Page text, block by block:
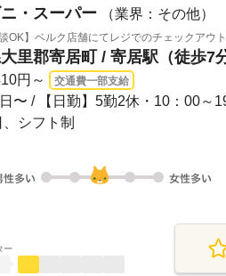
・スーパー （業界：その他）
談OK】ベルク店舗にてレジでのチェックア
里郡寄居町 / 寄居駅（徒歩7分
円～ 交通費一部支給
シフト制
ー